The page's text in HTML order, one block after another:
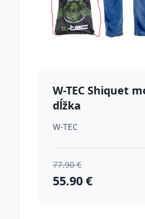
W-TEC Shiquet
dĺžka
W-TEC
77.90 €
55.90 €